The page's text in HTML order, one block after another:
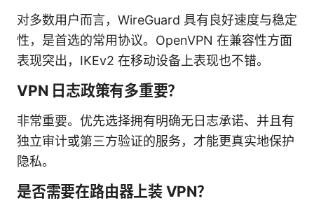
对多数用户而言，WireGuard 具有良好速度与稳定
性，是首选的常用协议。OpenVPN 在兼容性方面
表现突出，IKEv2 在移动设备上表现也不错。
VPN 日志政策有多重要？
非常重要。优先选择拥有明确无日志承诺、并且有
独立审计或第三方验证的服务，才能更真实地保护
隐私。
是否需要在路由器上装 VPN？